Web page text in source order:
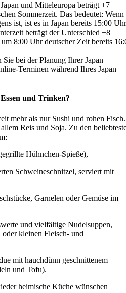
und Mitteleuropa beträgt +7
Sommerzeit. Das bedeutet: Wenn
ist, ist es in Japan bereits 15:00
beträgt der Unterschied +8
8:00 Uhr deutscher Zeit bereits
bei der Planung Ihrer Japan
Terminen während Ihres Japan
und Trinken?
mehr als nur Sushi und rohen Fisch.
Reis und Soja. Zu den
Hühnchen-Spieße),
Schweineschnitzel, serviert mit
Garnelen oder Gemüse im
und vielfältige Nudelsuppen,
kleinen Fleisch- und
mit hauchdünn geschnittenem
und Tofu).
heimische Küche wünschen